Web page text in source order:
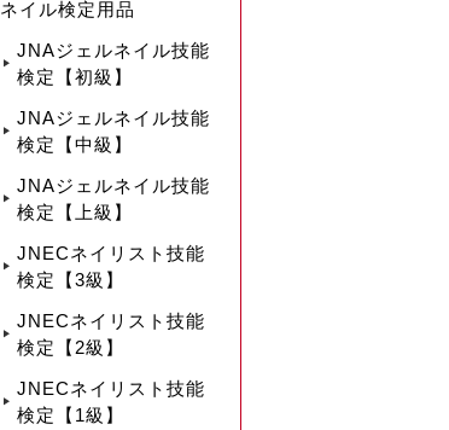
ネイル検定用品
JNAジェルネイル技能
検定【初級】
JNAジェルネイル技能
検定【中級】
JNAジェルネイル技能
検定【上級】
JNECネイリスト技能
検定【3級】
JNECネイリスト技能
検定【2級】
JNECネイリスト技能
検定【1級】